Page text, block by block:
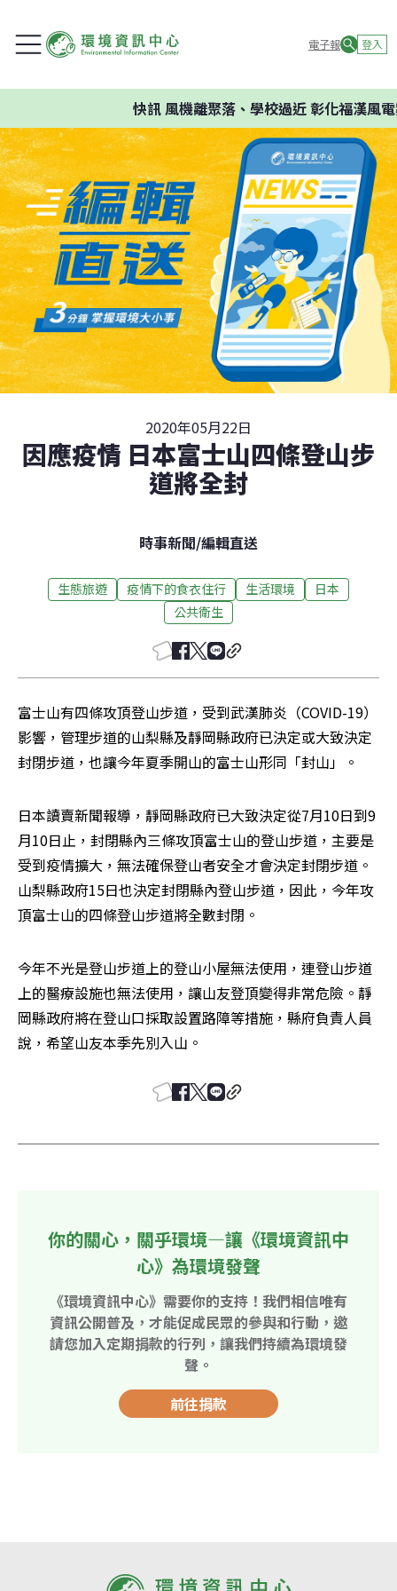
電子報 登入
快訊風機離聚落、學校過近 彰化福漢風電
2020年05月22日
因應疫情 日本富士山四條登山步
道將全封
時事新聞/編輯直送
生態旅遊 疫情下的食衣住行 生活環境
日本
公共衛生
富士山有四條攻頂登山步道，受到武漢肺炎（COVID-19）
影響，管理步道的山梨縣及靜岡縣政府已決定或大致決定
封閉步道，也讓今年夏季開山的富士山形同「封山」。
日本讀賣新聞報導，靜岡縣政府已大致決定從7月10日到9
月10日止，封閉縣內三條攻頂富士山的登山步道，主要是
受到疫情擴大，無法確保登山者安全才會決定封閉步道。
山梨縣政府15日也決定封閉縣內登山步道，因此，今年攻
頂富士山的四條登山步道將全數封閉。
今年不光是登山步道上的登山小屋無法使用，連登山步道
上的醫療設施也無法使用，讓山友登頂變得非常危險。靜
岡縣政府將在登山口採取設置路障等措施，縣府負責人員
說，希望山友本季先別入山。
你的關心，關乎環境—讓《環境資訊中
心》為環境發聲
《環境資訊中心》需要你的支持！我們相信唯有
資訊公開普及，才能促成民眾的參與和行動，邀
請您加入定期捐款的行列，讓我們持續為環境發
聲。
前往捐款